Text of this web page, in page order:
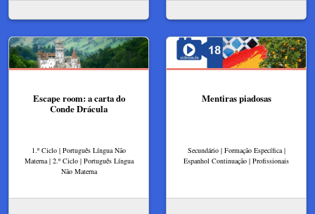
Escape room: a carta do
Conde Drácula
1.º Ciclo | Português Língua Não
Materna | 2.º Ciclo | Português Língua
Não Materna
Mentiras piadosas
Secundário | Formação Específica |
Espanhol Continuação | Profissionais